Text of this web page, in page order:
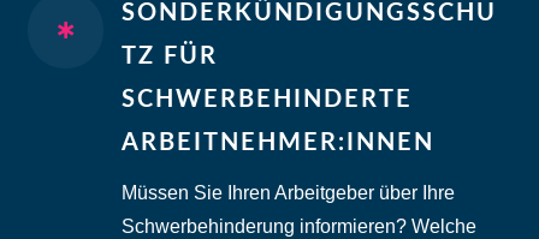

SONDERKÜNDIGUNGSSCHU
TZ FÜR
SCHWERBEHINDERTE
ARBEITNEHMER:INNEN
Müssen Sie Ihren Arbeitgeber über Ihre
Schwerbehinderung informieren? Welche